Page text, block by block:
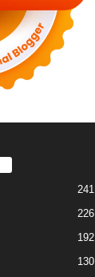
241
226
192
130